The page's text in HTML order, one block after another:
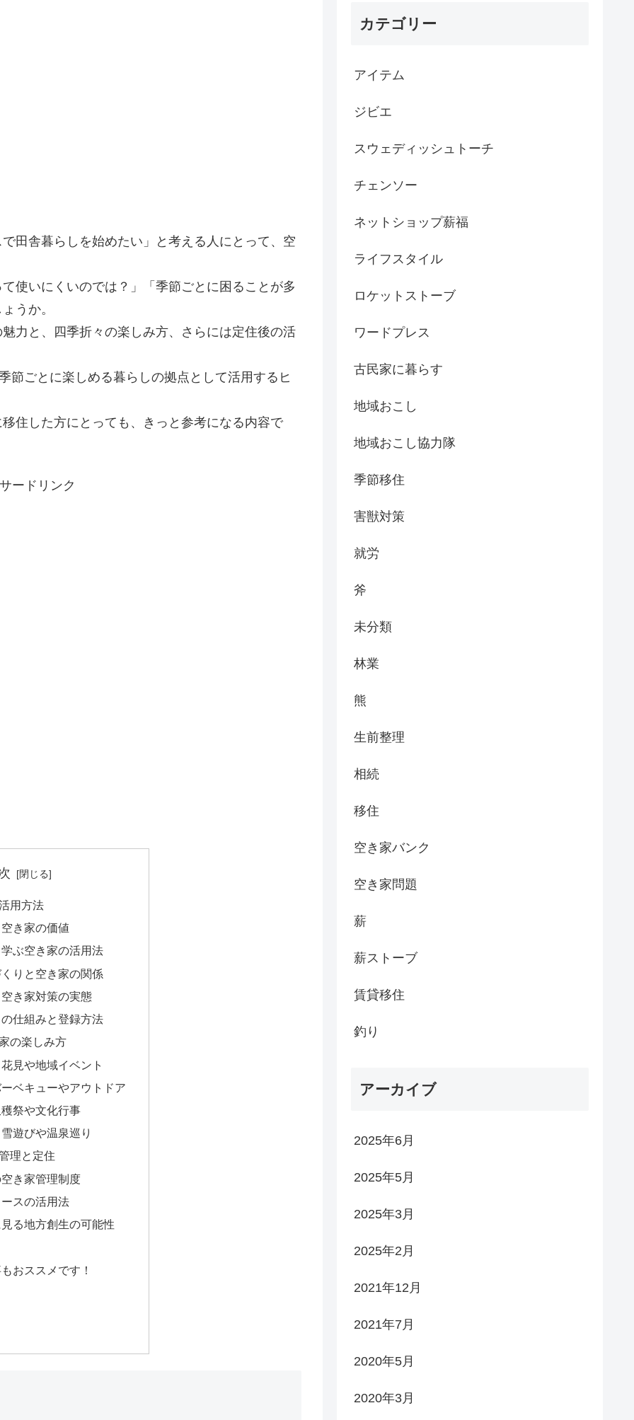
田舎暮らしを始めたい」と考える人にとって、空
使いにくいのでは？」「季節ごとに困ることが多
うか。
力と、四季折々の楽しみ方、さらには定住後の活
節ごとに楽しめる暮らしの拠点として活用するヒ
住した方にとっても、きっと参考になる内容で
ードリンク
用方法
き家の価値
ぶ空き家の活用法
りと空き家の関係
き家対策の実態
仕組みと登録方法
の楽しみ方
見や地域イベント
ベキューやアウトドア
祭や文化行事
遊びや温泉巡り
理と定住
き家管理制度
スの活用法
る地方創生の可能性
おススメです！
カテゴリー
アイテム
ジビエ
スウェディッシュトーチ
チェンソー
ネットショップ薪福
ライフスタイル
ロケットストーブ
ワードプレス
古民家に暮らす
地域おこし
地域おこし協力隊
季節移住
害獣対策
就労
斧
未分類
林業
熊
生前整理
相続
移住
空き家バンク
空き家問題
薪
薪ストーブ
賃貸移住
釣り
アーカイブ
2025年6月
2025年5月
2025年3月
2025年2月
2021年12月
2021年7月
2020年5月
2020年3月